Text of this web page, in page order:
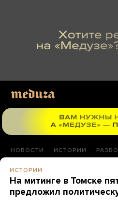
НОВОСТИ ИСТОРИИ
ИСТОРИИ
На митинге в Томске
предложил